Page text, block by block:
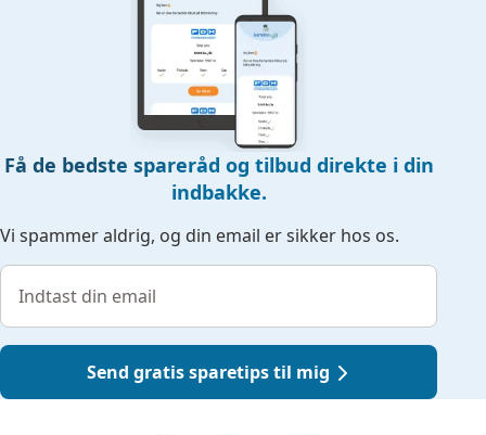
Få de bedste spareråd og tilbud direkte i din
indbakke.
Vi spammer aldrig, og din email er sikker hos os.
Send gratis sparetips til mig